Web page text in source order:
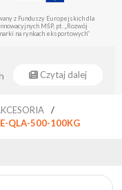
z Funduszy Europejskich dla
MŚP, pt. „Rozwój
na rynkach eksportowych”
Czytaj dalej
QLA-500-100KG